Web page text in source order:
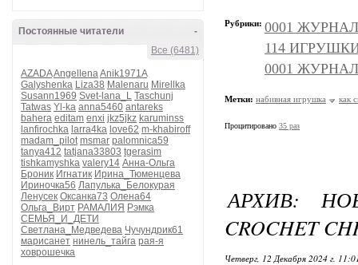
-
Постоянные читатели
Все (6481)
AZADAAngellenaAnik1971A
Galyshenka Liza38 Malenaru Mirellka
Susann1969 Svet-lana_L Taschunj
Tatwas Yl-ka anna5460 antareks
bahera editam enxi jkz5jkz karuminss
lanfirochka larra4ka love62 m-khabiroff
madam_pilot msmar palomnica59
tanya412 tatjana33803 tgerasim
tishkamyshka valery14 Анна-Ольга
Броник Игнатик Ирина_Тюменцева
Ириночка56 Лапулька_Белокурая
Ленусек Оксанка73 Олена64
Ольга_Вирт РАМАЛИЯ Рэмка
СЕМЬЯ_И_ДЕТИ
Светлана_Медведева Чучундрик61
марисанет нинель_тайга рая-я
ховрошечка
Рубрики: 0001
114 ИГРУШКИ
0001
Метки: набивная игрушка как
Процитировано 35 раз
АРХИВ:
CROCHET
Четверг, 12 Декабря 2024 г.